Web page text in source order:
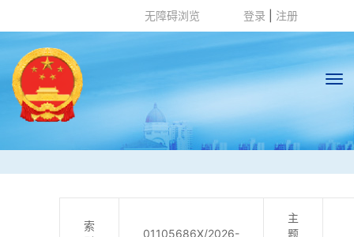
登录 注册
无障碍浏览
随州市自然资
源和城乡建设
索
01105686X/2026-
主
题